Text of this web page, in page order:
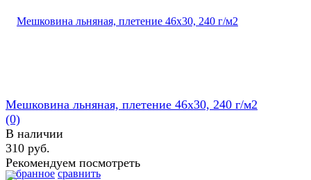
избранное сравнить
Мешковина льняная, плетение 46х30, 240 г/м2
(0)
В наличии
310 руб.
Рекомендуем посмотреть